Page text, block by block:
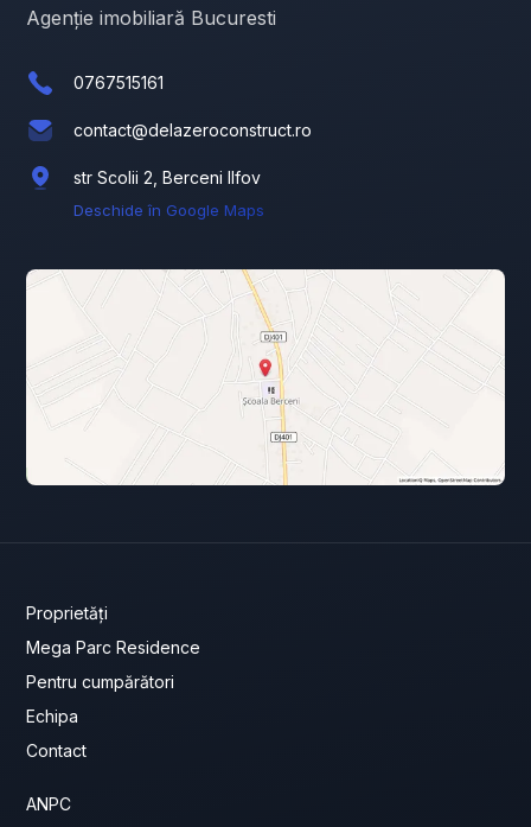
Agenție imobiliară Bucuresti
0767515161
contact@delazeroconstruct.ro
str Scolii 2, Berceni Ilfov
Deschide în Google Maps
Proprietăți
Mega Parc Residence
Pentru cumpărători
Echipa
Contact
ANPC